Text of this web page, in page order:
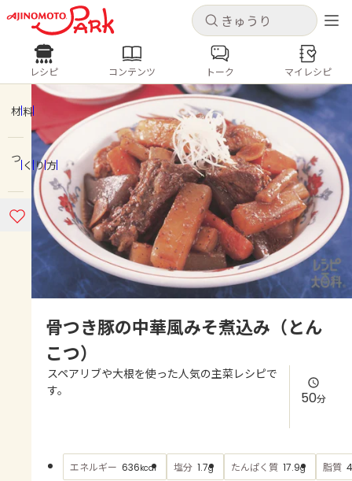
キャンセル
ログインするとレシピを保存できます
ログイン 新規登録
ホーム
コンテンツ
レシピ
よくあるお問い合わせ
キャンセル
レシピ コンテンツ
人気の食材・レシピ
きゅうり なす トマト
とうもろこし
ピーマン
みょうが ゴーヤ
レシピ コンテンツ トーク マイレシピ
材料
つくり方
骨つき豚の中華風みそ煮込み（とん
こつ）
スペアリブや大根を使った人気の主菜レシピで
す。
50分
エネルギー 636kcal 塩分 1.7g たんぱく質 17.9g 脂質